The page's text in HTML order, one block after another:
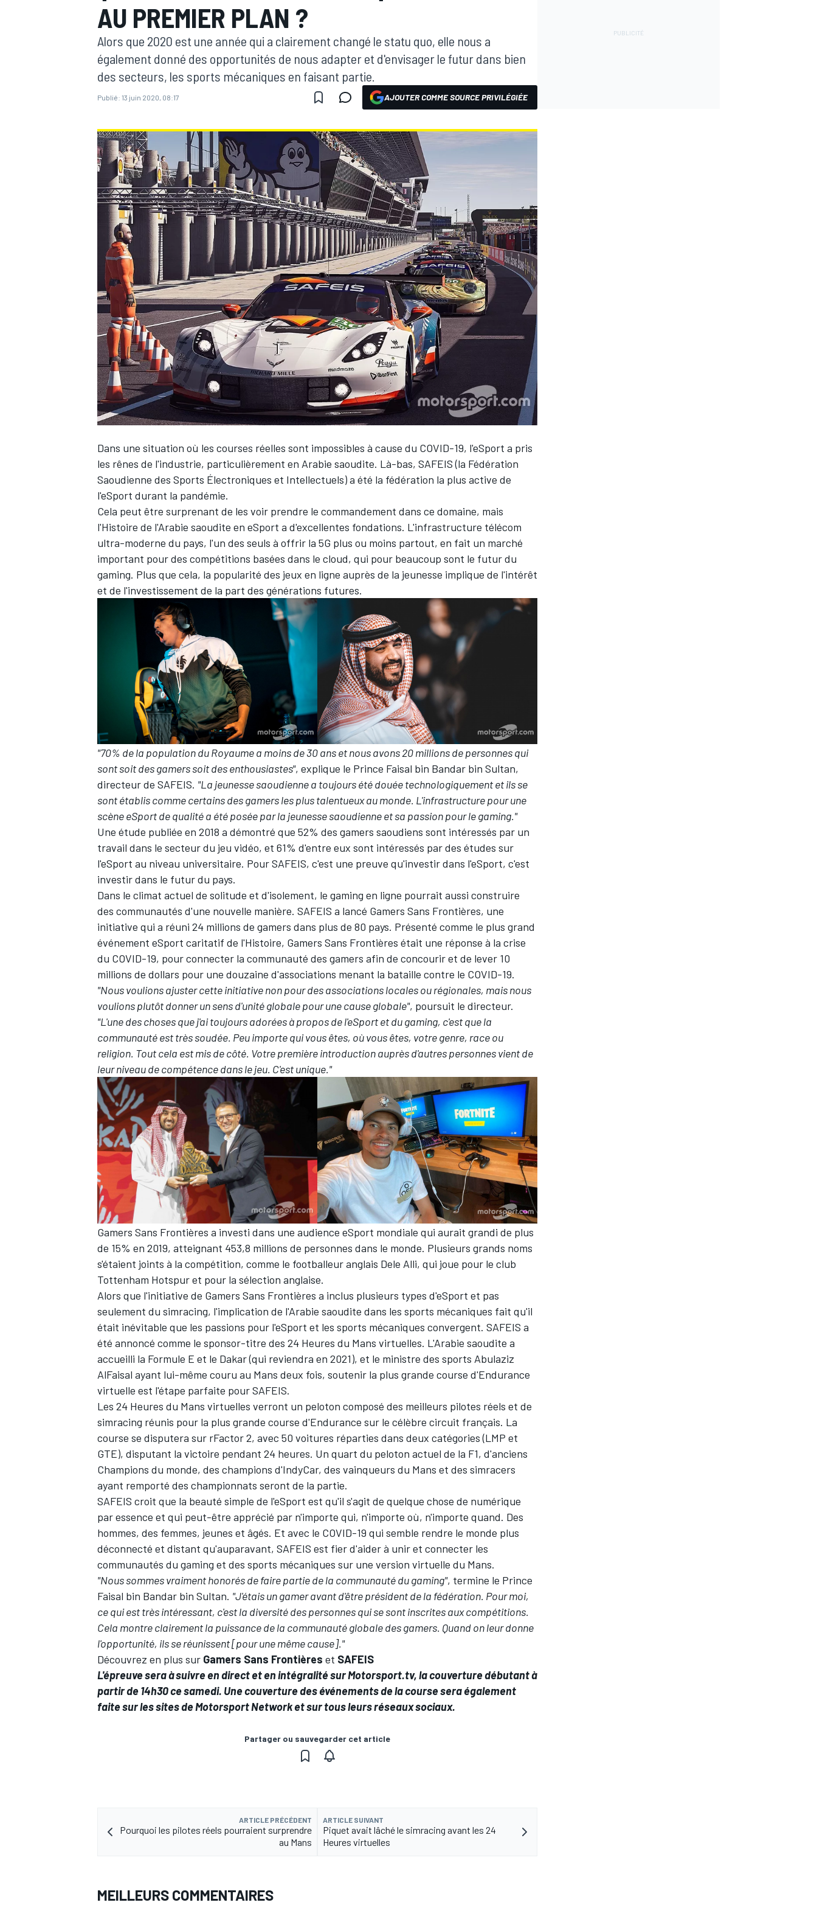
MOTOGP
WRC
WEC
AUTRES CHAMPIONNATS
AU PREMIER PLAN ?
Alors que 2020 est une année qui a clairement changé le statu quo, elle nous a
également donné des opportunités de nous adapter et d'envisager le futur dans bien
des secteurs, les sports mécaniques en faisant partie.
Publié: 13 juin 2020, 08:17 AJOUTER COMME SOURCE PRIVILÉGIÉE
Dans une situation où les courses réelles sont impossibles à cause du COVID-19, l'eSport a pris
les rênes de l'industrie, particulièrement en Arabie saoudite. Là-bas, SAFEIS (la Fédération
Saoudienne des Sports Électroniques et Intellectuels) a été la fédération la plus active de
l'eSport durant la pandémie.
Cela peut être surprenant de les voir prendre le commandement dans ce domaine, mais
l'Histoire de l'Arabie saoudite en eSport a d'excellentes fondations. L'infrastructure télécom
ultra-moderne du pays, l'un des seuls à offrir la 5G plus ou moins partout, en fait un marché
important pour des compétitions basées dans le cloud, qui pour beaucoup sont le futur du
gaming. Plus que cela, la popularité des jeux en ligne auprès de la jeunesse implique de l'intérêt
et de l'investissement de la part des générations futures.
"70% de la population du Royaume a moins de 30 ans et nous avons 20 millions de personnes qui
sont soit des gamers soit des enthousiastes", explique le Prince Faisal bin Bandar bin Sultan,
directeur de SAFEIS. "La jeunesse saoudienne a toujours été douée technologiquement et ils se
sont établis comme certains des gamers les plus talentueux au monde. L'infrastructure pour une
scène eSport de qualité a été posée par la jeunesse saoudienne et sa passion pour le gaming."
Une étude publiée en 2018 a démontré que 52% des gamers saoudiens sont intéressés par un
travail dans le secteur du jeu vidéo, et 61% d'entre eux sont intéressés par des études sur
l'eSport au niveau universitaire. Pour SAFEIS, c'est une preuve qu'investir dans l'eSport, c'est
investir dans le futur du pays.
Dans le climat actuel de solitude et d'isolement, le gaming en ligne pourrait aussi construire
des communautés d'une nouvelle manière. SAFEIS a lancé Gamers Sans Frontières, une
initiative qui a réuni 24 millions de gamers dans plus de 80 pays. Présenté comme le plus grand
événement eSport caritatif de l'Histoire, Gamers Sans Frontières était une réponse à la crise
du COVID-19, pour connecter la communauté des gamers afin de concourir et de lever 10
millions de dollars pour une douzaine d'associations menant la bataille contre le COVID-19.
"Nous voulions ajuster cette initiative non pour des associations locales ou régionales, mais nous
voulions plutôt donner un sens d'unité globale pour une cause globale", poursuit le directeur.
"L'une des choses que j'ai toujours adorées à propos de l'eSport et du gaming, c'est que la
communauté est très soudée. Peu importe qui vous êtes, où vous êtes, votre genre, race ou
religion. Tout cela est mis de côté. Votre première introduction auprès d'autres personnes vient de
leur niveau de compétence dans le jeu. C'est unique."
Gamers Sans Frontières a investi dans une audience eSport mondiale qui aurait grandi de plus
de 15% en 2019, atteignant 453,8 millions de personnes dans le monde. Plusieurs grands noms
s'étaient joints à la compétition, comme le footballeur anglais Dele Alli, qui joue pour le club
Tottenham Hotspur et pour la sélection anglaise.
Alors que l'initiative de Gamers Sans Frontières a inclus plusieurs types d'eSport et pas
seulement du simracing, l'implication de l'Arabie saoudite dans les sports mécaniques fait qu'il
était inévitable que les passions pour l'eSport et les sports mécaniques convergent. SAFEIS a
été annoncé comme le sponsor-titre des 24 Heures du Mans virtuelles. L'Arabie saoudite a
accueilli la Formule E et le Dakar (qui reviendra en 2021), et le ministre des sports Abulaziz
AlFaisal ayant lui-même couru au Mans deux fois, soutenir la plus grande course d'Endurance
virtuelle est l'étape parfaite pour SAFEIS.
Les 24 Heures du Mans virtuelles verront un peloton composé des meilleurs pilotes réels et de
simracing réunis pour la plus grande course d'Endurance sur le célèbre circuit français. La
course se disputera sur rFactor 2, avec 50 voitures réparties dans deux catégories (LMP et
GTE), disputant la victoire pendant 24 heures. Un quart du peloton actuel de la F1, d'anciens
Champions du monde, des champions d'IndyCar, des vainqueurs du Mans et des simracers
ayant remporté des championnats seront de la partie.
SAFEIS croit que la beauté simple de l'eSport est qu'il s'agit de quelque chose de numérique
par essence et qui peut-être apprécié par n'importe qui, n'importe où, n'importe quand. Des
hommes, des femmes, jeunes et âgés. Et avec le COVID-19 qui semble rendre le monde plus
déconnecté et distant qu'auparavant, SAFEIS est fier d'aider à unir et connecter les
communautés du gaming et des sports mécaniques sur une version virtuelle du Mans.
"Nous sommes vraiment honorés de faire partie de la communauté du gaming", termine le Prince
Faisal bin Bandar bin Sultan. "J'étais un gamer avant d'être président de la fédération. Pour moi,
ce qui est très intéressant, c'est la diversité des personnes qui se sont inscrites aux compétitions.
Cela montre clairement la puissance de la communauté globale des gamers. Quand on leur donne
l'opportunité, ils se réunissent [pour une même cause]."
Découvrez en plus sur Gamers Sans Frontières et SAFEIS
L'épreuve sera à suivre en direct et en intégralité surMotorsport.tv, la couverture débutant à
partir de 14h30 ce samedi. Une couverture des événements de la course sera également
faite sur les sites de Motorsport Network et sur tous leurs réseaux sociaux.
Partager ou sauvegarder cet article
ARTICLE PRÉCÉDENT
Pourquoi les pilotes réels pourraient surprendre
au Mans
ARTICLE SUIVANT
Piquet avait lâché le simracing avant les 24
Heures virtuelles
MEILLEURS COMMENTAIRES